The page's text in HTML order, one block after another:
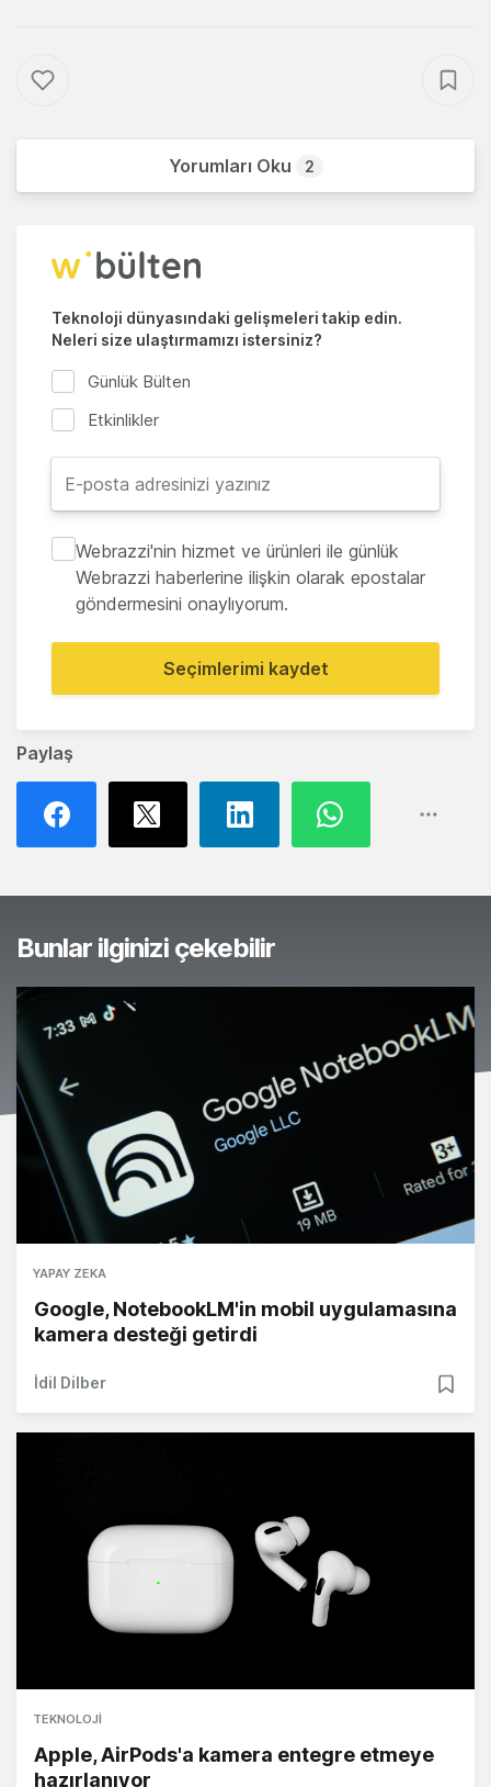
Paylaş
Yorumları Oku 2
Teknoloji dünyasındaki gelişmeleri takip edin.
Neleri size ulaştırmamızı istersiniz?
Günlük Bülten
Etkinlikler
Webrazzi'nin hizmet ve ürünleri ile günlük
Webrazzi haberlerine ilişkin olarak epostalar
göndermesini onaylıyorum.
Seçimlerimi kaydet
Bunlar ilginizi çekebilir
YAPAY ZEKA
Google, NotebookLM'in mobil uygulamasına
kamera desteği getirdi
İdil Dilber
TEKNOLOJI
Apple, AirPods'a kamera entegre etmeye
hazırlanıyor